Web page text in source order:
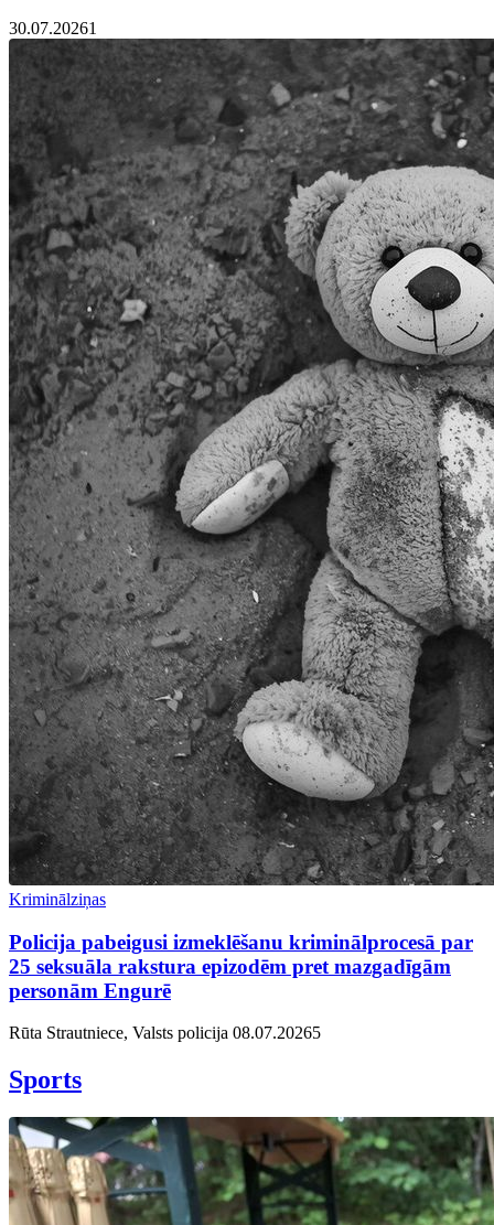
30.07.20261
Kriminālziņas
Policija pabeigusi izmeklēšanu kriminālprocesā par
25 seksuāla rakstura epizodēm pret mazgadīgām
personām Engurē
Rūta Strautniece, Valsts policija 08.07.20265
Sports